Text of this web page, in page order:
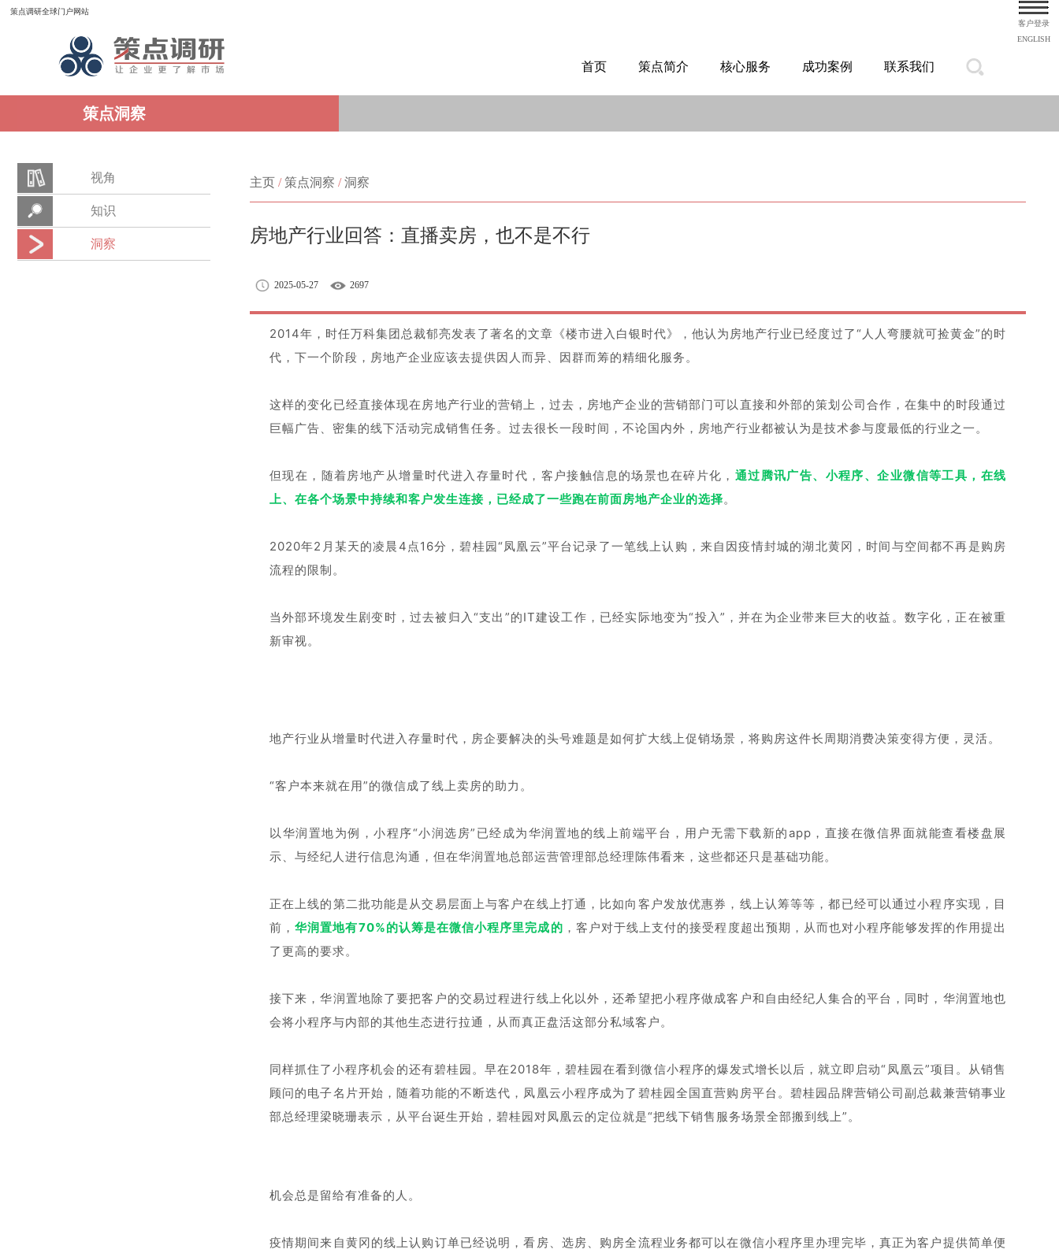
策点调研全球门户网站
客户登录
ENGLISH
首页 策点简介 核心服务 成功案例 联系我们
策点洞察
视角
知识
洞察
主页 /策点洞察 /洞察
房地产行业回答：直播卖房，也不是不行
2025-05-27 2697
2014年，时任万科集团总裁郁亮发表了著名的文章《楼市进入白银时代》，他认为房地产行业已经度过了“人人弯腰就可捡黄金”的时
代，下一个阶段，房地产企业应该去提供因人而异、因群而筹的精细化服务。
这样的变化已经直接体现在房地产行业的营销上，过去，房地产企业的营销部门可以直接和外部的策划公司合作，在集中的时段通过
巨幅广告、密集的线下活动完成销售任务。过去很长一段时间，不论国内外，房地产行业都被认为是技术参与度最低的行业之一。
但现在，随着房地产从增量时代进入存量时代，客户接触信息的场景也在碎片化， 通过腾讯广告、小程序、企业微信等工具，在线
上、在各个场景中持续和客户发生连接，已经成了一些跑在前面房地产企业的选择。
2020年2月某天的凌晨4点16分，碧桂园“凤凰云”平台记录了一笔线上认购，来自因疫情封城的湖北黄冈，时间与空间都不再是购房
流程的限制。
当外部环境发生剧变时，过去被归入“支出”的IT建设工作，已经实际地变为“投入”，并在为企业带来巨大的收益。数字化，正在被重
新审视。
地产行业从增量时代进入存量时代，房企要解决的头号难题是如何扩大线上促销场景，将购房这件长周期消费决策变得方便，灵活。
“客户本来就在用”的微信成了线上卖房的助力。
以华润置地为例，小程序“小润选房”已经成为华润置地的线上前端平台，用户无需下载新的app，直接在微信界面就能查看楼盘展
示、与经纪人进行信息沟通，但在华润置地总部运营管理部总经理陈伟看来，这些都还只是基础功能。
正在上线的第二批功能是从交易层面上与客户在线上打通，比如向客户发放优惠券，线上认筹等等，都已经可以通过小程序实现，目
前，华润置地有70%的认筹是在微信小程序里完成的 ，客户对于线上支付的接受程度超出预期，从而也对小程序能够发挥的作用提出
了更高的要求。
接下来，华润置地除了要把客户的交易过程进行线上化以外，还希望把小程序做成客户和自由经纪人集合的平台，同时，华润置地也
会将小程序与内部的其他生态进行拉通，从而真正盘活这部分私域客户。
同样抓住了小程序机会的还有碧桂园。早在2018年，碧桂园在看到微信小程序的爆发式增长以后，就立即启动“凤凰云”项目。从销售
顾问的电子名片开始，随着功能的不断迭代，凤凰云小程序成为了碧桂园全国直营购房平台。碧桂园品牌营销公司副总裁兼营销事业
部总经理梁晓珊表示，从平台诞生开始，碧桂园对凤凰云的定位就是“把线下销售服务场景全部搬到线上”。
机会总是留给有准备的人。
疫情期间来自黄冈的线上认购订单已经说明，看房、选房、购房全流程业务都可以在微信小程序里办理完毕，真正为客户提供简单便